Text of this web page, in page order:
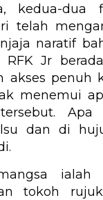
kedua-dua
telah
naratif
RFK Jr
akses penuh
menemui
Apa
dan di
ialah
tokoh